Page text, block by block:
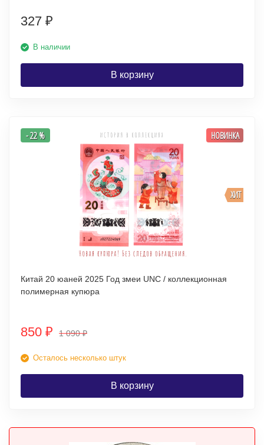
327 ₽
В наличии
В корзину
ХИТ
- 22 % НОВИНКА
Китай 20 юаней 2025 Год змеи UNC / коллекционная
полимерная купюра
850 ₽ 1 090₽
Осталось несколько штук
В корзину